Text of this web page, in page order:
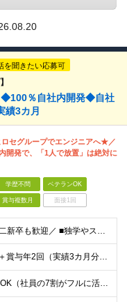
を聞きたい応募可
％自社内開発◆自社
3カ月
ロセグループでエンジニアへ★／
開発で、「1人で放置」は絶対に
学歴不問 ベテランOK
賞与複数月 面接1回
＼実務未経験OK！第二新卒も歓迎／ ■独学やスクール・職業訓練校等でプログラミングに触れている方 ■学歴不問 └まずはお会いするスタイルです！ 建設業界のコンサルタントなど、異業種の先輩も活躍中！
月給24万円～25万円＋賞与年2回（実績3カ月分）＋住宅・家族手当 ※経験・年齢・能力を考慮し、当社規定により決定します。 ※試用期間3カ月（給与、待遇に差異はありません） ※残業代は全額支給いたしま
★週3日までリモートOK（社員の7割がフルに活用中！） ★駅チカで通勤快適！ ★遠方からのUIターンも歓迎！ ■東京本社 東京都台東区上野6丁目16番地22号 上野TGビル4階 ～アクセス～ ■各